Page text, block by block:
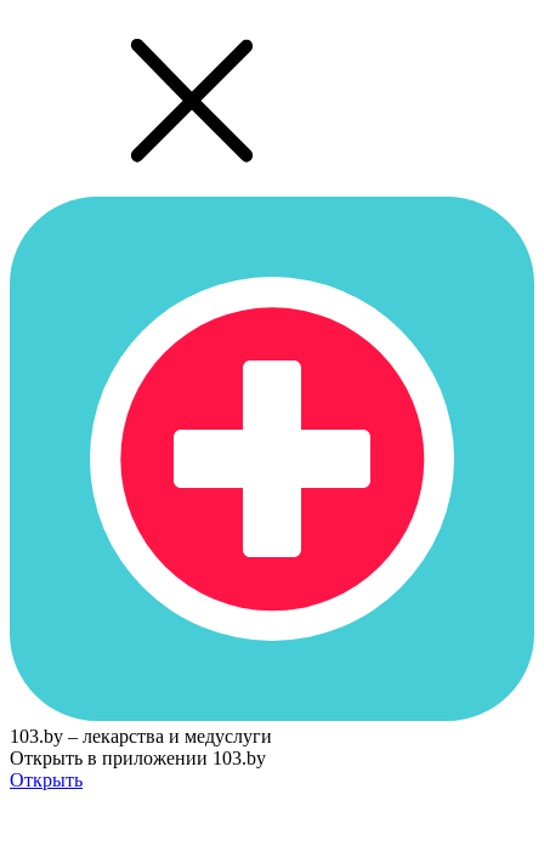
103.by – лекарства и медуслуги
Открыть в приложении 103.by
Открыть